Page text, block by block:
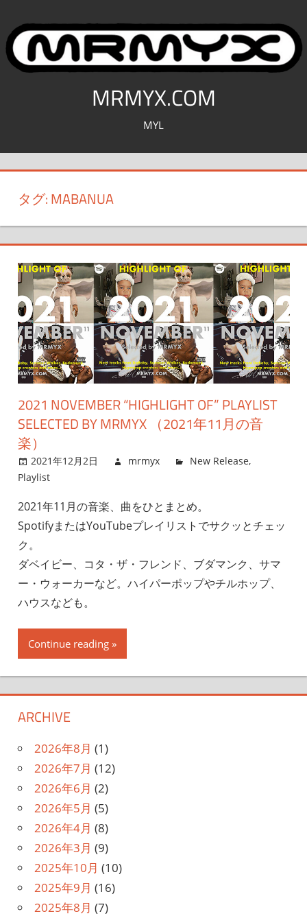
テ
ッ
MRMYX.COM
MYL
タグ:MABANUA
2021 NOVEMBER “HIGHLIGHT OF” PLAYLIST
SELECTED BY MRMYX （2021年11月の音
楽）
2021年12月2日 mrmyx New Release,
Playlist
2021年11月の音楽、曲をひとまとめ。
SpotifyまたはYouTubeプレイリストでサクッとチェッ
ク。
ダベイビー、コタ・ザ・フレンド、ブダマンク、サマ
ー・ウォーカーなど。ハイパーポップやチルホップ、
ハウスなども。
Continue reading
ARCHIVE
2026年8月 (1)
2026年7月 (12)
2026年6月 (2)
2026年5月 (5)
2026年4月 (8)
2026年3月 (9)
2025年10月 (10)
2025年9月 (16)
2025年8月 (7)